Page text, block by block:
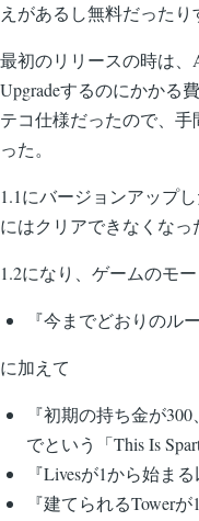
えがあるし無料だったり
最初のリリースの時は、
Upgradeするのにかかる
テコ仕様だったので、
った。
1.1にバージョンアップ
にはクリアできなくなっ
1.2になり、ゲームのモー
『今までどおりのル
に加えて
『初期の持ち金が
でという「This Is
『Livesが1から始ま
『建てられるTowerが